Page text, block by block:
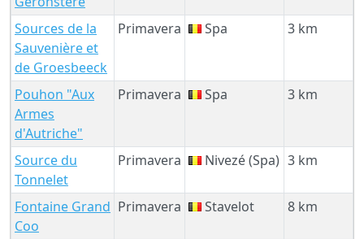
Sources de la
Sauvenière et
de Groesbeeck
Primavera Spa 3 km
Pouhon "Aux
Armes
d'Autriche"
Primavera Spa 3 km
Source du
Tonnelet
Primavera Nivezé (Spa) 3 km
Fontaine Grand
Coo
Primavera Stavelot 8 km